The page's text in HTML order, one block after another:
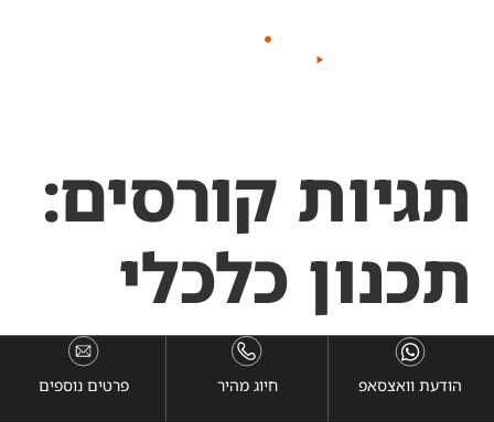
תגיות קורסים:
תכנון כלכלי
הודעת וואצסאפ חיוג מהיר פרטים נוספים